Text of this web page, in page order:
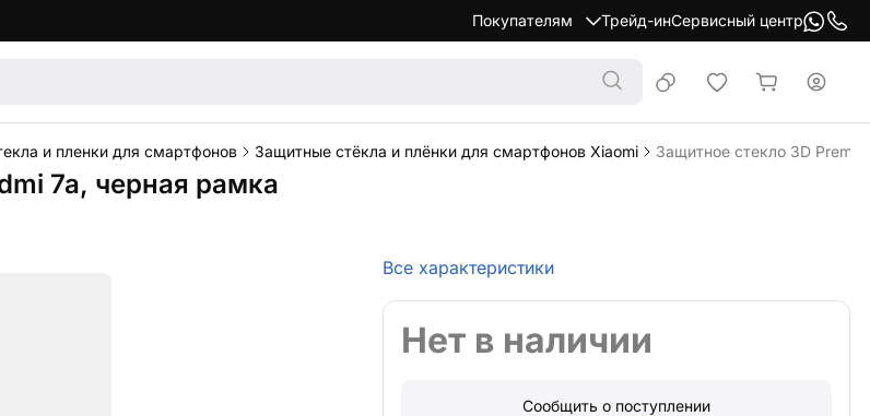
Покупателям Трейд-инСервисный центр
и пленки для смартфонов Защитные стёкла и плёнки для смартфонов Xiaomi Защитное стекло 3D
7a, черная рамка
Все характеристики
Нет в наличии
Сообщить о поступлении